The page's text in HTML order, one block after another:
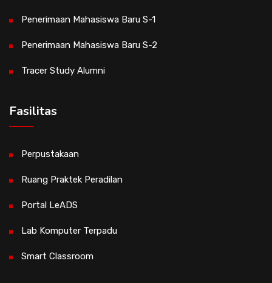
Penerimaan Mahasiswa Baru S-1
Penerimaan Mahasiswa Baru S-2
Tracer Study Alumni
Fasilitas
Perpustakaan
Ruang Praktek Peradilan
Portal LeADS
Lab Komputer Terpadu
Smart Classroom